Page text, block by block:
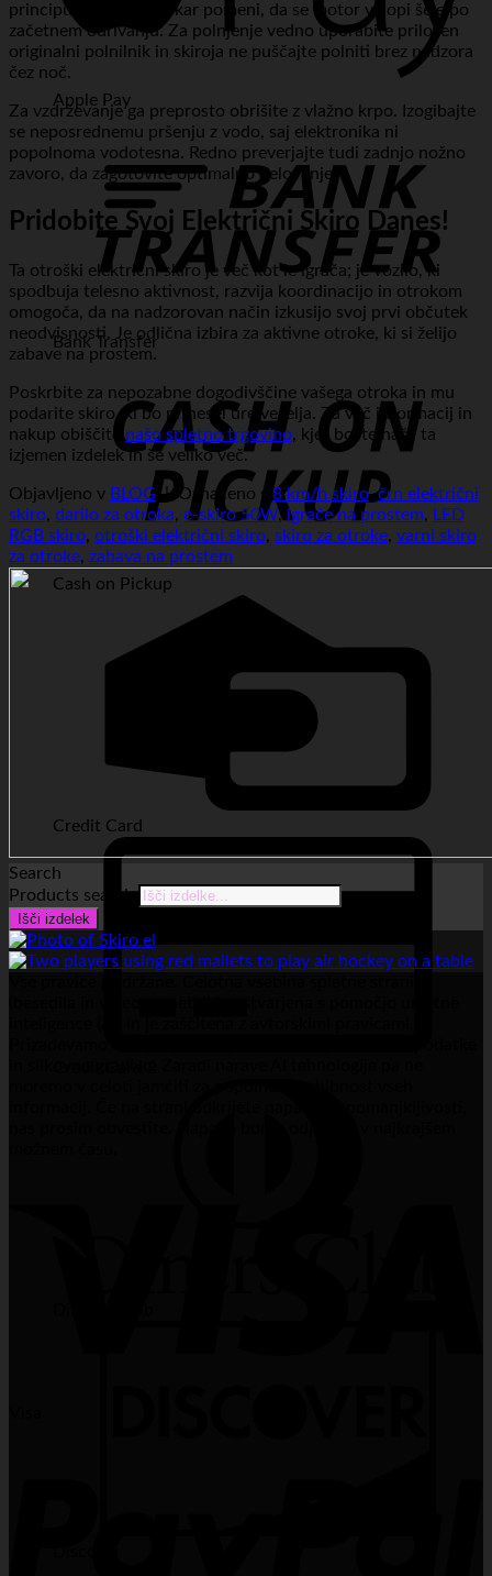
Apple Pay
Bank Transfer
Cash on Pickup
Credit Card
principu »kick-start«, kar pomeni, da se motor vklopi šele po
začetnem odrivanju. Za polnjenje vedno uporabite priložen
originalni polnilnik in skiroja ne puščajte polniti brez nadzora
čez noč.
Za vzdrževanje ga preprosto obrišite z vlažno krpo. Izogibajte
se neposrednemu pršenju z vodo, saj elektronika ni
popolnoma vodotesna. Redno preverjajte tudi zadnjo nožno
zavoro, da zagotovite optimalno delovanje.
Pridobite Svoj Električni Skiro Danes!
Ta otroški električni skiro je več kot le igrača; je vozilo, ki
spodbuja telesno aktivnost, razvija koordinacijo in otrokom
omogoča, da na nadzorovan način izkusijo svoj prvi občutek
neodvisnosti. Je odlična izbira za aktivne otroke, ki si želijo
zabave na prostem.
Poskrbite za nepozabne dogodivščine vašega otroka in mu
podarite skiro, ki bo prinesel ure veselja. Za več informacij in
nakup obiščitenašo spletno trgovino, kjer boste našli ta
izjemen izdelek in še veliko več.
Objavljeno v BLOG | Označeno s 8 km/h skiro,črn električni
skiro, darilo za otroka, e-skiro 50W, igrače na prostem, LED
RGB skiro, otroški električni skiro, skiro za otroke, varni skiro
za otroke, zabava na prostem
Search
Products search
Išči izdelek